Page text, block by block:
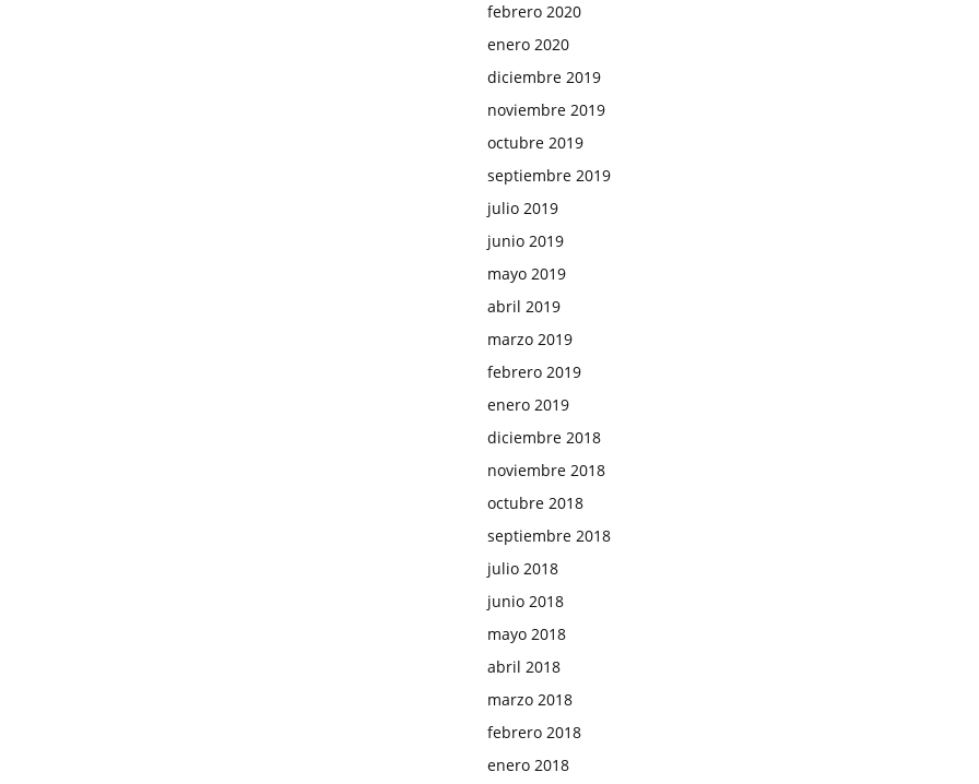
febrero 2020
enero 2020
diciembre 2019
noviembre 2019
octubre 2019
septiembre 2019
julio 2019
junio 2019
mayo 2019
abril 2019
marzo 2019
febrero 2019
enero 2019
diciembre 2018
noviembre 2018
octubre 2018
septiembre 2018
julio 2018
junio 2018
mayo 2018
abril 2018
marzo 2018
febrero 2018
enero 2018